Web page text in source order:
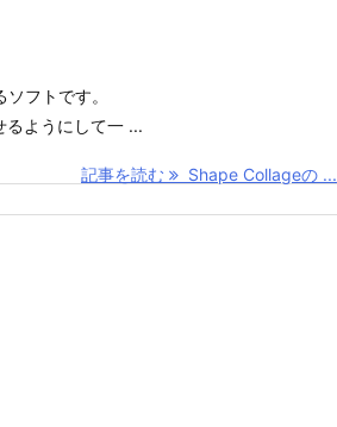
フトです。
るようにして一 ...
記事を読む Shape Collageの ...